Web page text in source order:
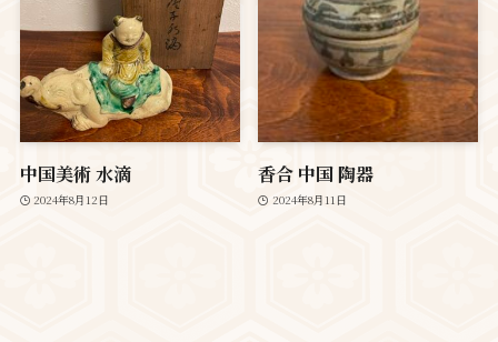
中国美術 水滴
2024年8月12日
香合 中国 陶器
2024年8月11日